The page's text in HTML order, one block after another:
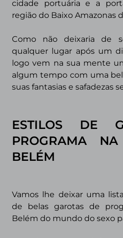
cidade portuária e a
região do Baixo Amazonas
Como não deixaria de
qualquer lugar após um
logo vem na sua mente
algum tempo com uma
suas fantasias e safadezas
ESTILOS DE
PROGRAMA
BELÉM
Vamos lhe deixar uma
de belas garotas de
Belém do mundo do sexo